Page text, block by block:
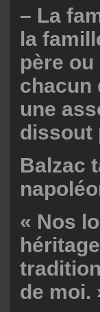
– La
la
père
chacun
une
dissout
Balzac
« Nos
de moi.